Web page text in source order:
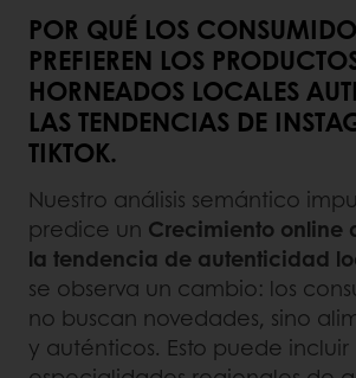
POR QUÉ LOS
PREFIEREN LOS
HORNEADOS LOCALES
LAS TENDENCIAS DE
TIKTOK.
Nuestro análisis semántico
predice un Crecimiento online
la tendencia de autenticidad
se observa un cambio: los
no buscan novedades, sino
y auténticos. Esto puede incluir